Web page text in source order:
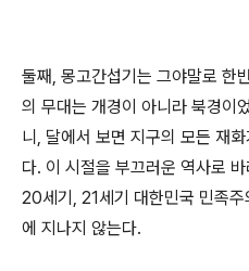
둘째, 몽고간섭기는 그야말로 한
의 무대는 개경이 아니라 북경이
니, 달에서 보면 지구의 모든 재
다. 이 시절을 부끄러운 역사로
20세기, 21세기 대한민국 민족
에 지나지 않는다.